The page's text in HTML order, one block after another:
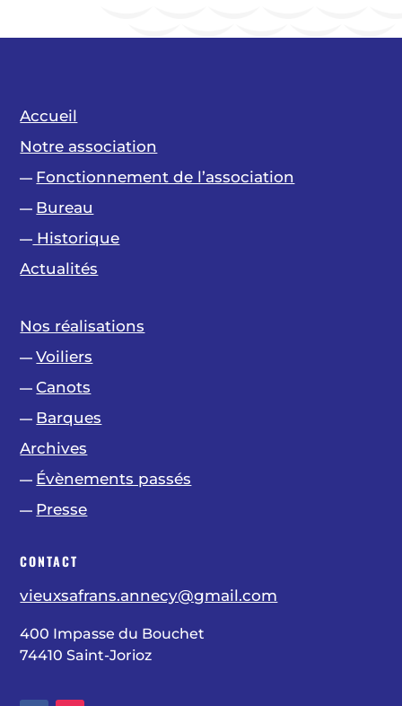
Accueil
Notre association
— Fonctionnement de l’association
— Bureau
— Historique
Actualités
Nos réalisations
— Voiliers
— Canots
— Barques
Archives
— Évènements passés
— Presse
CONTACT
vieuxsafrans.annecy@gmail.com
400 Impasse du Bouchet
74410 Saint-Jorioz